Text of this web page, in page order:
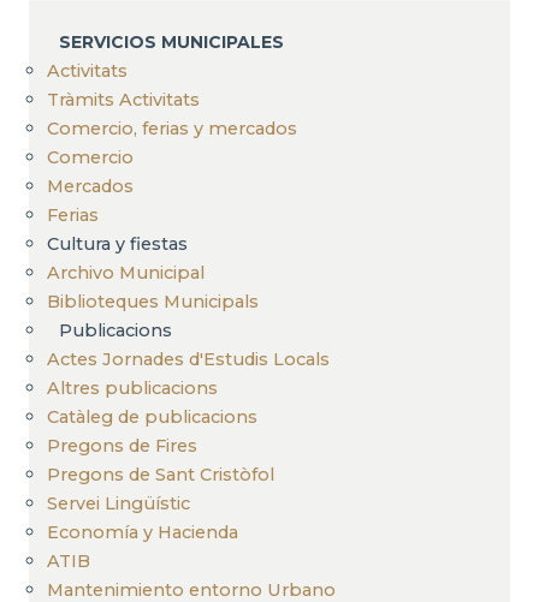
PERFIL
DEL
CONTRATANTE
ayuda
a
la
navegación
SERVICIOS MUNICIPALES
Activitats
Tràmits Activitats
Comercio, ferias y mercados
Comercio
Mercados
Ferias
Cultura y fiestas
Archivo Municipal
Biblioteques Municipals
Publicacions
Actes Jornades d'Estudis Locals
Altres publicacions
Catàleg de publicacions
Pregons de Fires
Pregons de Sant Cristòfol
Servei Lingüístic
Economía y Hacienda
ATIB
Mantenimiento entorno Urbano